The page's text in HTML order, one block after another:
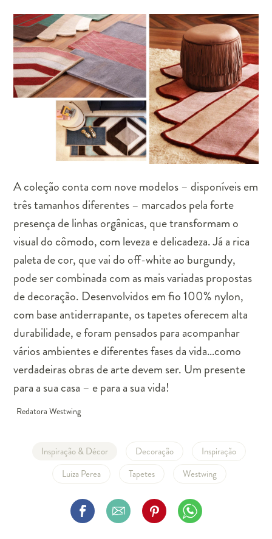
A coleção conta com nove modelos – disponíveis em
três tamanhos diferentes – marcados pela forte
presença de linhas orgânicas, que transformam o
visual do cômodo, com leveza e delicadeza. Já a rica
paleta de cor, que vai do off-white ao burgundy,
pode ser combinada com as mais variadas propostas
de decoração. Desenvolvidos em fio 100% nylon,
com base antiderrapante, os tapetes oferecem alta
durabilidade, e foram pensados para acompanhar
vários ambientes e diferentes fases da vida…como
verdadeiras obras de arte devem ser. Um presente
para a sua casa – e para a sua vida!
Redatora Westwing
Inspiração & Décor Decoração
Inspiração
Luiza Perea
Tapetes Westwing